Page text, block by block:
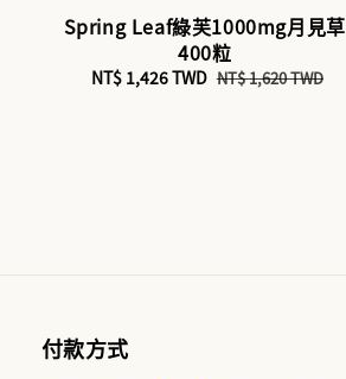
Spring Leaf綠芙1000mg月見草
400粒
Sale
NT$ 1,426 TWD Regular
NT$ 1,620 TWD
付款方式